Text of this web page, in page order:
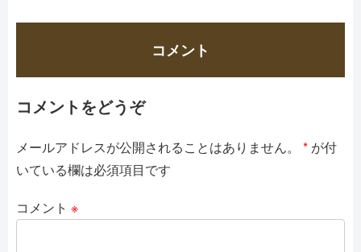
コメント
コメントをどうぞ
メールアドレスが公開されることはありません。 * が付
いている欄は必須項目です
コメント ※